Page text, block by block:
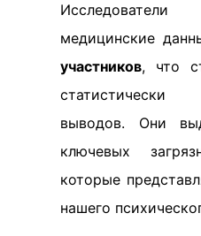
Исследователи
медицинские
участников, что
выводов. Они
ключевых
которые
нашего